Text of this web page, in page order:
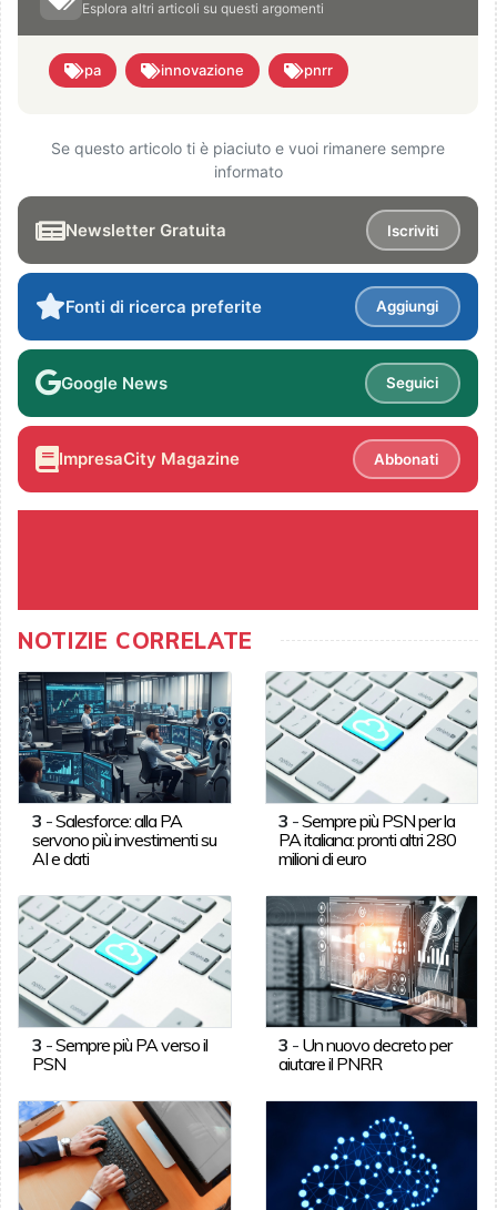
Esplora altri articoli su questi argomenti
pa innovazione pnrr
Se questo articolo ti è piaciuto e vuoi rimanere sempre
informato
Newsletter Gratuita Iscriviti
Fonti di ricerca preferite Aggiungi
Google News Seguici
ImpresaCity Magazine Abbonati
NOTIZIE CORRELATE
3 -Salesforce: alla PA
servono più investimenti su
AI e dati
3 -Sempre più PSN per la
PA italiana: pronti altri 280
milioni di euro
3 -Sempre più PA verso il
PSN
3 - Un nuovo decreto per
aiutare il PNRR